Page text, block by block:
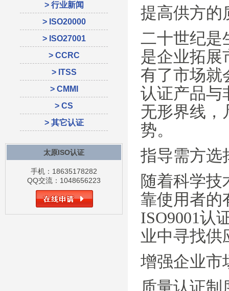
> 行业新闻
> ISO20000
> ISO27001
> CCRC
> ITSS
> CMMI
> CS
> 其它认证
太原ISO认证
手机：18635178282
QQ交流：1048656223
提高供方的
二十世纪是
是企业拓展
有了市场就
认证产品与
无形界线，
势。
指导需方选
随着科学技
靠使用者的
ISO9001认
业中寻找供
增强企业市
质量认证